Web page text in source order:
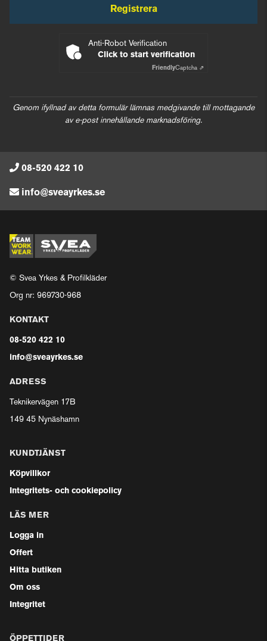
Registrera
Anti-Robot Verification
Click to start verification
FriendlyCaptcha ⇗
Genom ifyllnad av detta formulär lämnas medgivande till mottagande
av e-post innehållande marknadsföring.
08-520 422 10
info@sveayrkes.se
© Svea Yrkes & Profilkläder
Org nr: 969730-968
KONTAKT
08-520 422 10
info@sveayrkes.se
ADRESS
Teknikervägen 17B
149 45 Nynäshamn
KUNDTJÄNST
Köpvillkor
Integritets- och cookiepolicy
LÄS MER
Logga in
Offert
Hitta butiken
Om oss
Integritet
ÖPPETTIDER